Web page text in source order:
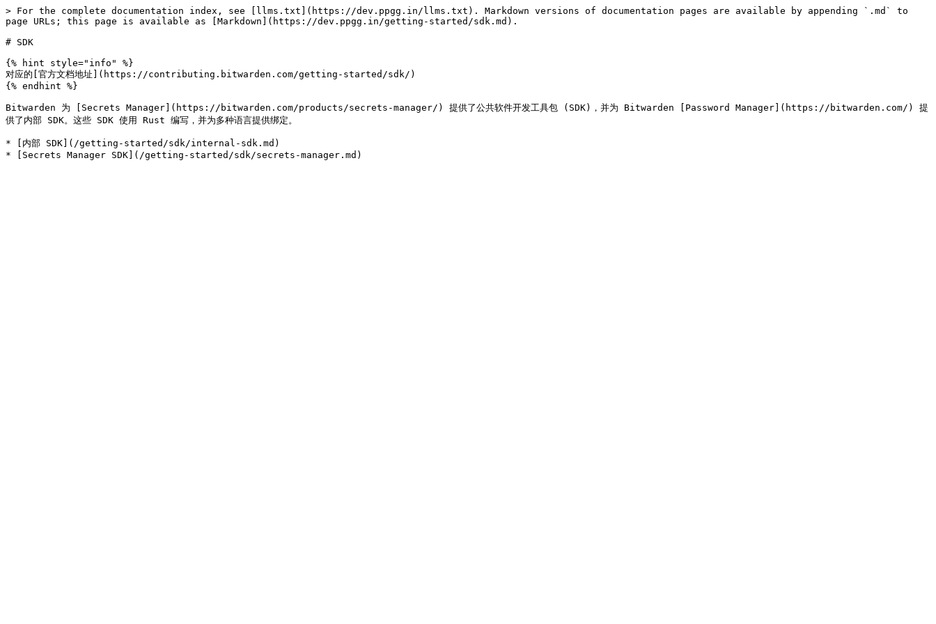
> For the complete documentation index, see [llms.txt](https://dev.ppgg.in/llms.txt). Markdown versions of documentation pages are available by appending `.md` to
page URLs; this page is available as [Markdown](https://dev.ppgg.in/getting-started/sdk.md).
# SDK
{% hint style="info" %}
对应的[官方文档地址](https://contributing.bitwarden.com/getting-started/sdk/)
{% endhint %}
Bitwarden 为 [Secrets Manager](https://bitwarden.com/products/secrets-manager/) 提供了公共软件开发工具包 (SDK)，并为 Bitwarden [Password Manager](https://bitwarden.com/) 提
供了内部 SDK。这些 SDK 使用 Rust 编写，并为多种语言提供绑定。
* [内部 SDK](/getting-started/sdk/internal-sdk.md)